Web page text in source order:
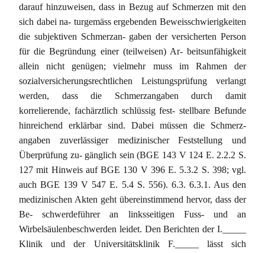
darauf hinzuweisen, dass in Bezug auf Schmerzen mit den
sich dabei na- turgemäss ergebenden Beweisschwierigkeiten
die subjektiven Schmerzan- gaben der versicherten Person
für die Begründung einer (teilweisen) Ar- beitsunfähigkeit
allein nicht genügen; vielmehr muss im Rahmen der
sozialversicherungsrechtlichen Leistungsprüfung verlangt
werden, dass die Schmerzangaben durch damit
korrelierende, fachärztlich schlüssig fest- stellbare Befunde
hinreichend erklärbar sind. Dabei müssen die Schmerz-
angaben zuverlässiger medizinischer Feststellung und
Überprüfung zu- gänglich sein (BGE 143 V 124 E. 2.2.2 S.
127 mit Hinweis auf BGE 130 V 396 E. 5.3.2 S. 398; vgl.
auch BGE 139 V 547 E. 5.4 S. 556). 6.3. 6.3.1. Aus den
medizinischen Akten geht übereinstimmend hervor, dass der
Be- schwerdeführer an linksseitigen Fuss- und an
Wirbelsäulenbeschwerden leidet. Den Berichten der I._____
Klinik und der Universitätsklinik F._____ lässt sich